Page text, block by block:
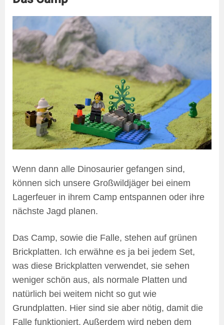
Wenn dann alle Dinosaurier gefangen sind,
können sich unsere Großwildjäger bei einem
Lagerfeuer in ihrem Camp entspannen oder ihre
nächste Jagd planen.
Das Camp, sowie die Falle, stehen auf grünen
Brickplatten. Ich erwähne es ja bei jedem Set,
was diese Brickplatten verwendet, sie sehen
weniger schön aus, als normale Platten und
natürlich bei weitem nicht so gut wie
Grundplatten. Hier sind sie aber nötig, damit die
Falle funktioniert. Außerdem wird neben dem